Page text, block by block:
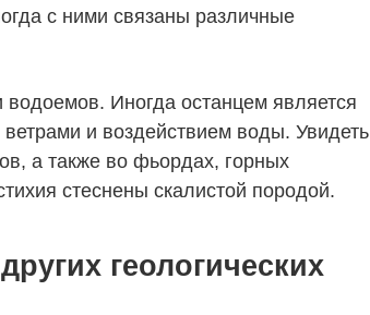
с ними связаны различные
Иногда останцем является
и воздействием воды. Увидеть
а также во фьордах, горных
стеснены скалистой породой.
геологических